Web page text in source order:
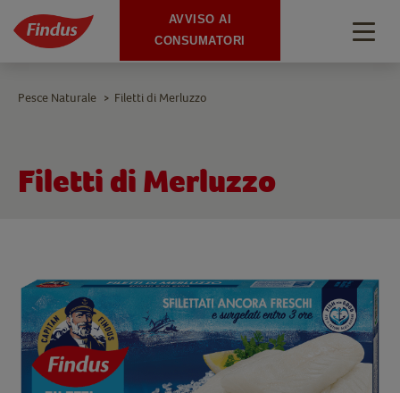
Filetti di Merluzzo
Pesce Naturale > Filetti di Merluzzo
AVVISO AI
CONSUMATORI